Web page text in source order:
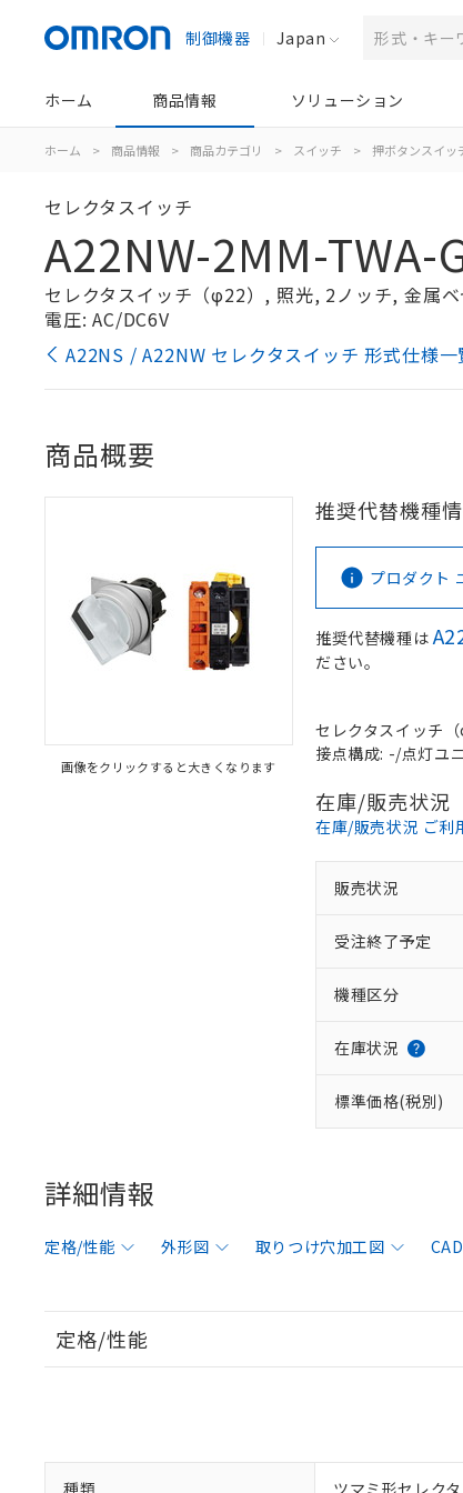
制御機器 Japan
ホーム 商品情報 ソリューション
ホーム > 商品情報 > 商品カテゴリ > スイッチ > 押ボタンスイッ
セレクタスイッチ
A22NW-2MM-TWA-
セレクタスイッチ（φ22）, 照光, 2ノッチ, 金属
電圧: AC/DC6V
A22NS / A22NW セレクタスイッチ 形式仕様一
商品概要
画像をクリックすると大きくなります
推奨代替機種
プロダクト
推奨代替機種は
ださい。
セレクタスイッチ
接点構成: -/点灯ユ
在庫/販売状況
在庫/販売状況 ご利
販売状況
受注終了予定
機種区分
在庫状況
標準価格(税別)
詳細情報
定格/性能 外形図 取りつけ穴加工図 CAD
定格/性能
種類 ツマミ形セレク